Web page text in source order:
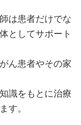
は患者だけでな
としてサポート
ん患者やその家
識をもとに治療
す。